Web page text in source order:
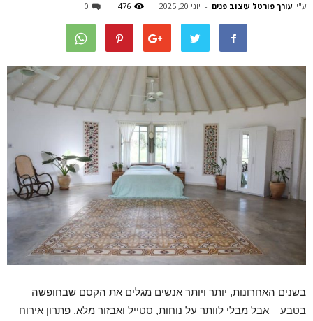
ע"י עורך פורטל עיצוב פנים - יוני 20, 2025 476
0
בשנים האחרונות, יותר ויותר אנשים מגלים את הקסם שבחופשה
בטבע – אבל מבלי לוותר על נוחות, סטייל ואבזור מלא. פתרון אירוח